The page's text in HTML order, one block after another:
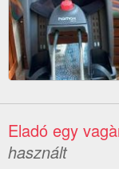
Eladó egy
használt